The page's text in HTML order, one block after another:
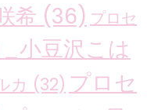
希 (36) プロセ
小豆沢こは
カ (32) プロセ